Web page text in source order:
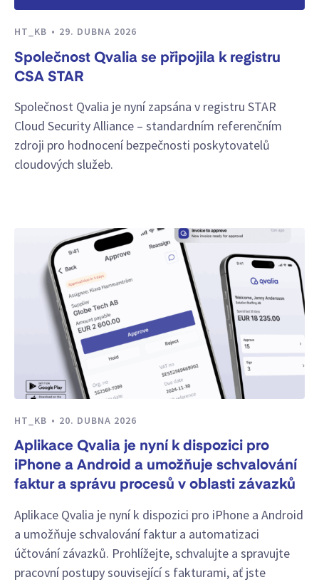
HT_KB 29. DUBNA 2026
Společnost Qvalia se připojila k registru
CSA STAR
Společnost Qvalia je nyní zapsána v registru STAR
Cloud Security Alliance – standardním referenčním
zdroji pro hodnocení bezpečnosti poskytovatelů
cloudových služeb.
HT_KB 20. DUBNA 2026
Aplikace Qvalia je nyní k dispozici pro
iPhone a Android a umožňuje schvalování
faktur a správu procesů v oblasti závazků
Aplikace Qvalia je nyní k dispozici pro iPhone a Android
a umožňuje schvalování faktur a automatizaci
účtování závazků. Prohlížejte, schvalujte a spravujte
pracovní postupy související s fakturami, ať jste